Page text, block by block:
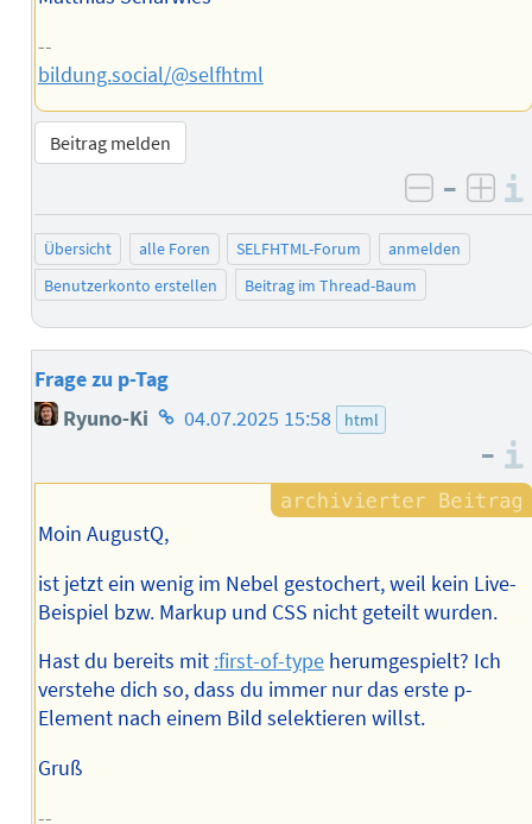
--
bildung.social/@selfhtml
Beitrag melden
negativ
–
Übersicht alle Foren SELFHTML-Forum
anmelden
Benutzerkonto erstellen
Beitrag im Thread-Baum
Frage zu p-Tag
Ryuno-Ki Homepage
Autors
04.07.2025 15:58 html
–
Moin AugustQ,
ist jetzt ein wenig im Nebel gestochert, weil kein Live-
Beispiel bzw. Markup und CSS nicht geteilt wurden.
Hast du bereits mit :first-of-typeherumgespielt? Ich
verstehe dich so, dass du immer nur das erste p-
Element nach einem Bild selektieren willst.
Gruß
--